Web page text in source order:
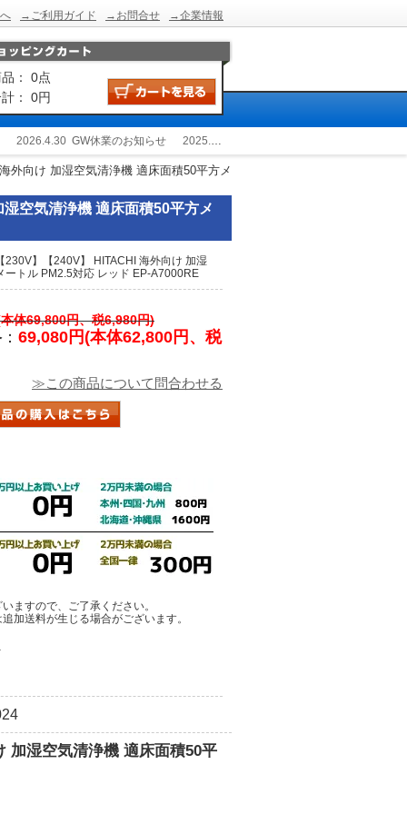
→企業情報
→お問合せ
→ご利用ガイド
： 0点
： 0円
2026.4.30 GW休業のお知らせ 2025.12.24
外向け 加湿空気清浄機 適床面積50平方メ
空気清浄機 適床面積50平方メ
】【240V】 HITACHI 海外向け 加湿
ートル PM2.5対応 レッド EP-A7000RE
体69,800円、税6,980円)
： 69,080円(本体62,800円、税
≫この商品について問合わせる
ますので、ご了承ください。
加送料が生じる場合がございます。
加湿空気清浄機 適床面積50平